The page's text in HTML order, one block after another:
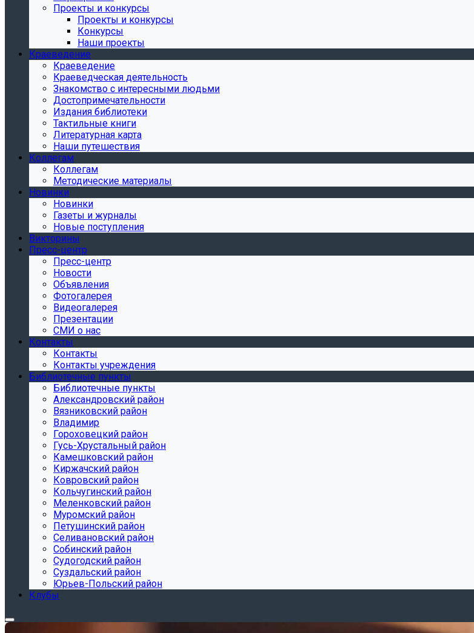
Проекты и конкурсы
Проекты и конкурсы
Конкурсы
Наши проекты
Краеведение
Краеведение
Краеведческая деятельность
Знакомство с интересными людьми
Достопримечательности
Издания библиотеки
Тактильные книги
Литературная карта
Наши путешествия
Коллегам
Коллегам
Методические материалы
Новинки
Новинки
Газеты и журналы
Новые поступления
Викторины
Пресс-центр
Пресс-центр
Новости
Объявления
Фотогалерея
Видеогалерея
Презентации
СМИ о нас
Контакты
Контакты
Контакты учреждения
Библиотечные пункты
Библиотечные пункты
Александровский район
Вязниковский район
Владимир
Гороховецкий район
Гусь-Хрустальный район
Камешковский район
Киржачский район
Ковровский район
Кольчугинский район
Меленковский район
Муромский район
Петушинский район
Селивановский район
Собинский район
Судогодский район
Суздальский район
Юрьев-Польский район
Клубы